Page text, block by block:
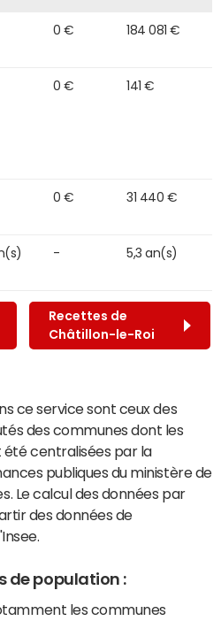
0 € 184 081 €
0 € 141 €
0 € 31 440 €
- 5,3 an(s)
Recettes de
Châtillon-le-Roi
ce service sont ceux des
des communes dont les
centralisées par la
publiques du ministère de
Le calcul des données par
des données de
de population :
les communes